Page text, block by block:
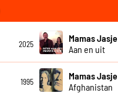
2025
Mamas Jasje
Aan en uit
1995
Mamas Jasje
Afghanistan